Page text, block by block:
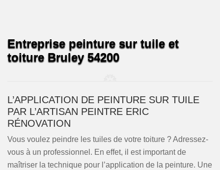
Entreprise peinture sur tuile et
toiture Bruley 54200
L’APPLICATION DE PEINTURE SUR TUILE
PAR L’ARTISAN PEINTRE ERIC
RÉNOVATION
Vous voulez peindre les tuiles de votre toiture ? Adressez-
vous à un professionnel. En effet, il est important de
maîtriser la technique pour l’application de la peinture. Une